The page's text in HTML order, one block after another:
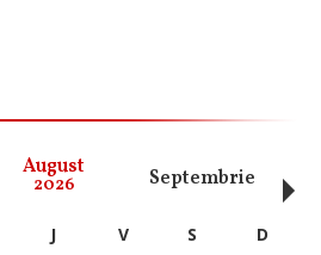
August
2026 Septembrie
J V S
D